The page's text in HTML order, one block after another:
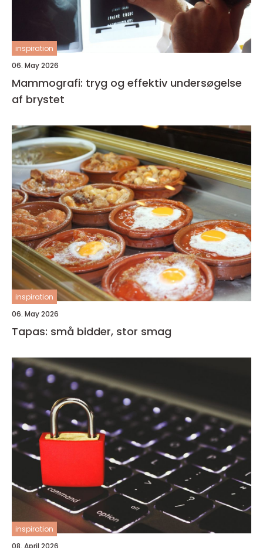
inspiration
06. May 2026
Mammografi: tryg og effektiv undersøgelse
af brystet
inspiration
06. May 2026
Tapas: små bidder, stor smag
inspiration